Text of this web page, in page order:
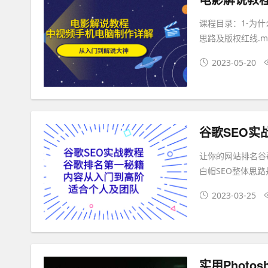
课程目录：1-为
思路及版权红线
2023-05-20
让你的网站排名
白帽SEO整体思
2023-03-25